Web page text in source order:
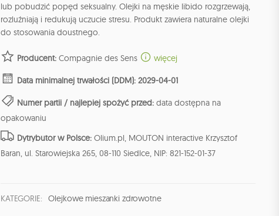
lub pobudzić popęd seksualny. Olejki na męskie libido rozgrzewają,
rozluźniają i redukują uczucie stresu. Produkt zawiera naturalne olejki
do stosowania doustnego.
Producent: Compagnie des Sens więcej
Data minimalnej trwałości (DDM): 2029-04-01
Numer partii / najlepiej spożyć przed: data dostępna na
opakowaniu
Dytrybutor w Polsce: Olium.pl, MOUTON interactive Krzysztof
Baran, ul. Starowiejska 265, 08-110 Siedlce, NIP: 821-152-01-37
KATEGORIE: Olejkowe mieszanki zdrowotne